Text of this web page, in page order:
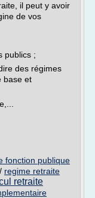
il peut y avoir
de vos
publics ;
des régimes
base et
fonction publique
/ regime retraite
retraite